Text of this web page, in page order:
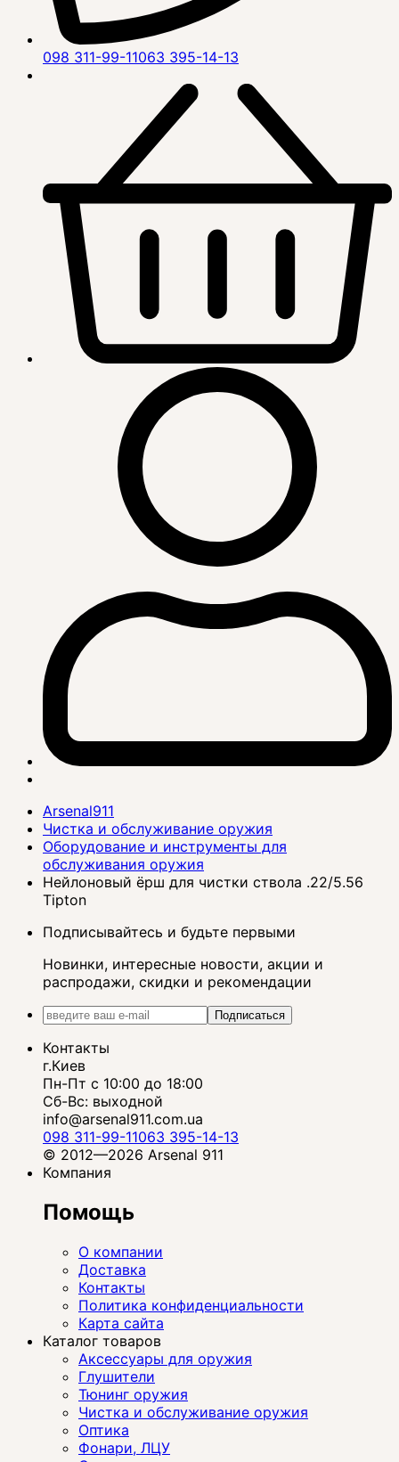
098 311-99-11063 395-14-13
Arsenal911
Чистка и обслуживание оружия
Оборудование и инструменты для
обслуживания оружия
Нейлоновый ёрш для чистки ствола .22/5.56
Tipton
Подписывайтесь и будьте первыми
Новинки, интересные новости, акции и
распродажи, скидки и рекомендации
Подписаться
Контакты
г.Киев
Пн-Пт с 10:00 до 18:00
Сб-Вс: выходной
info@arsenal911.com.ua
098 311-99-11063 395-14-13
© 2012—2026 Arsenal 911
Компания
Помощь
О компании
Доставка
Контакты
Политика конфиденциальности
Карта сайта
Каталог товаров
Аксессуары для оружия
Глушители
Тюнинг оружия
Чистка и обслуживание оружия
Оптика
Фонари, ЛЦУ